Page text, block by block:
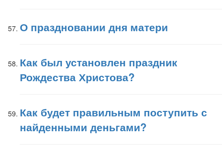
О праздновании дня матери
Как был установлен праздник
Рождества Христова?
Как будет правильным поступить с
найденными деньгами?